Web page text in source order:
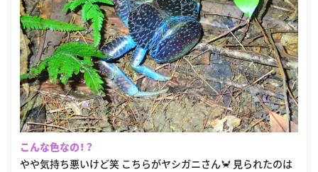
こんな色なの！？
やや気持ち悪いけど笑 こちらがヤシガニさん🦀 見られたのは